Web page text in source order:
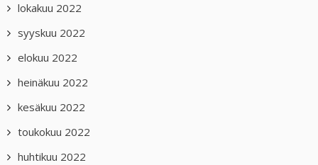
lokakuu 2022
syyskuu 2022
elokuu 2022
heinäkuu 2022
kesäkuu 2022
toukokuu 2022
huhtikuu 2022